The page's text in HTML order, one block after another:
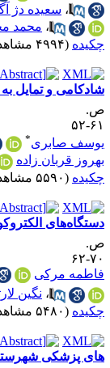
،سعیده دژ
،محمد
(۴۹۹۴ مشاهده)
و تمایل به
۵۲
صابری
قربان زاده
(۵۵۹۰ مشاهده)
۶۲
مرکی
،نگین
(۵۴۸۰ مشاهده)
پزشکی شهرستان